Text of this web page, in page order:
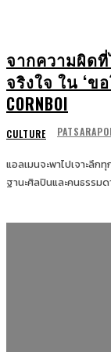
จากความผิด
จริงใจ ใน ‘ข
CORNBOI
CULTURE
แอลเมนจะพาไปเจาะลึก
ฐานะศิลปินและคนธรรมด